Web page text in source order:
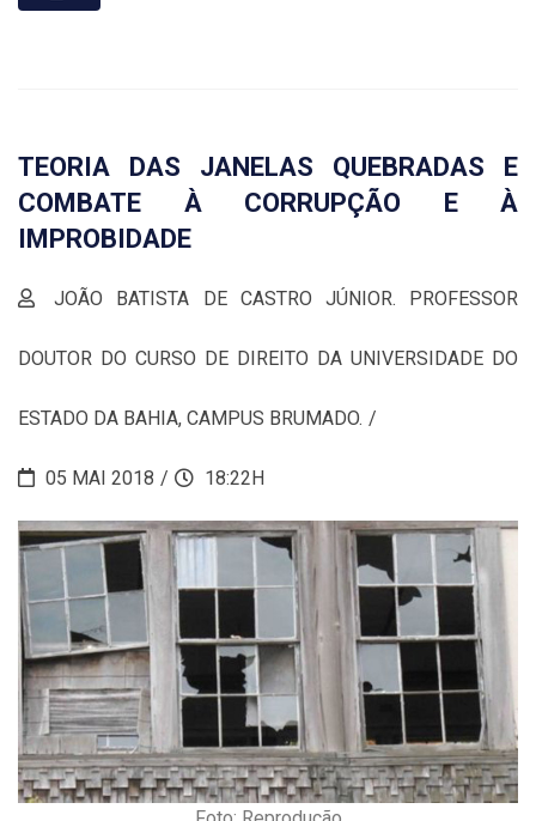
TEORIA DAS JANELAS QUEBRADAS E
COMBATE À CORRUPÇÃO E À
IMPROBIDADE
JOÃO BATISTA DE CASTRO JÚNIOR. PROFESSOR
DOUTOR DO CURSO DE DIREITO DA UNIVERSIDADE DO
ESTADO DA BAHIA, CAMPUS BRUMADO.
05 MAI 2018 18:22H